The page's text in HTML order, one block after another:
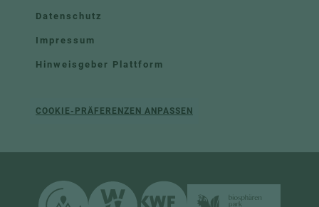
Datenschutz
Impressum
Hinweisgeber Plattform
COOKIE-PRÄFERENZEN ANPASSEN